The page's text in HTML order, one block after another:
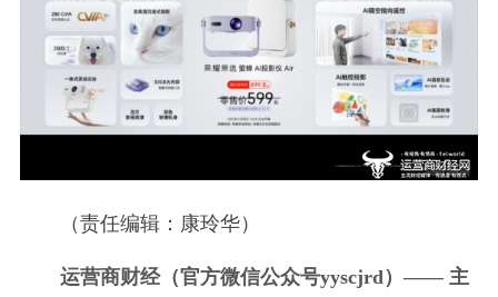
（责任编辑：康玲华）
运营商财经（官方微信公众号yyscjrd）—— 主